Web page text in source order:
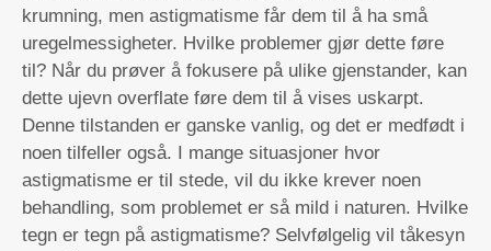
krumning, men astigmatisme får dem til å ha små
uregelmessigheter. Hvilke problemer gjør dette føre
til? Når du prøver å fokusere på ulike gjenstander, kan
dette ujevn overflate føre dem til å vises uskarpt.
Denne tilstanden er ganske vanlig, og det er medfødt i
noen tilfeller også. I mange situasjoner hvor
astigmatisme er til stede, vil du ikke krever noen
behandling, som problemet er så mild i naturen. Hvilke
tegn er tegn på astigmatisme? Selvfølgelig vil tåkesyn